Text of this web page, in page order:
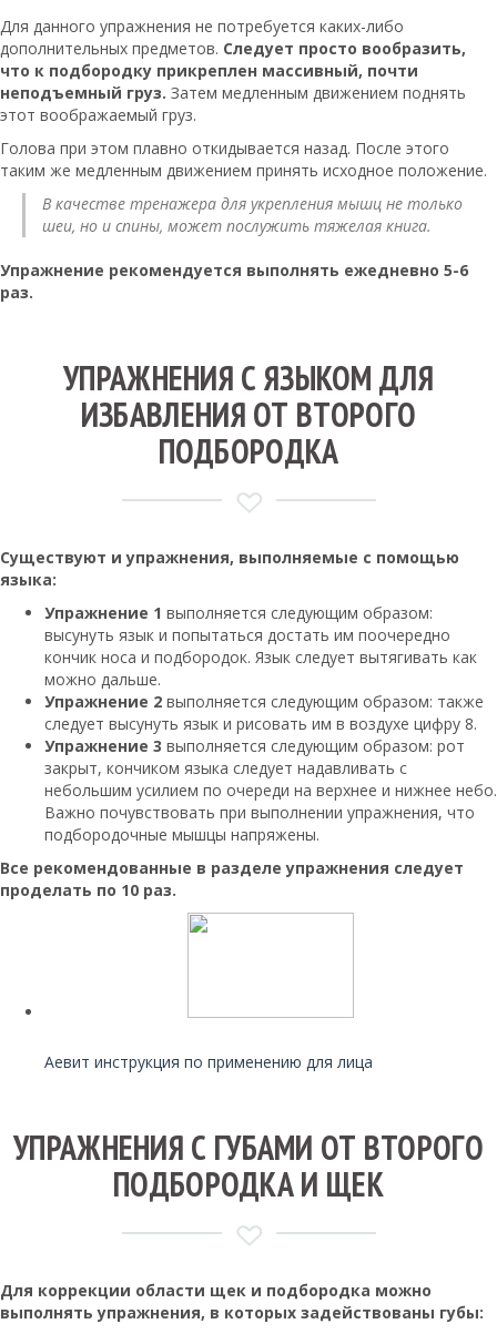
Для данного упражнения не потребуется каких-либо
дополнительных предметов. Следует просто вообразить,
что к подбородку прикреплен массивный, почти
неподъемный груз. Затем медленным движением поднять
этот воображаемый груз.
Голова при этом плавно откидывается назад. После этого
таким же медленным движением принять исходное положение.
В качестве тренажера для укрепления мышц не только
шеи, но и спины, может послужить тяжелая книга.
Упражнение рекомендуется выполнять ежедневно 5-6
раз.
УПРАЖНЕНИЯ С ЯЗЫКОМ ДЛЯ
ИЗБАВЛЕНИЯ ОТ ВТОРОГО
ПОДБОРОДКА
Существуют и упражнения, выполняемые с помощью
языка:
Упражнение 1 выполняется следующим образом:
высунуть язык и попытаться достать им поочередно
кончик носа и подбородок. Язык следует вытягивать как
можно дальше.
Упражнение 2 выполняется следующим образом: также
следует высунуть язык и рисовать им в воздухе цифру 8.
Упражнение 3 выполняется следующим образом: рот
закрыт, кончиком языка следует надавливать с
небольшим усилием по очереди на верхнее и нижнее небо.
Важно почувствовать при выполнении упражнения, что
подбородочные мышцы напряжены.
Все рекомендованные в разделе упражнения следует
проделать по 10 раз.
Аевит инструкция по применению для лица
УПРАЖНЕНИЯ С ГУБАМИ ОТ ВТОРОГО
ПОДБОРОДКА И ЩЕК
Для коррекции области щек и подбородка можно
выполнять упражнения, в которых задействованы губы: